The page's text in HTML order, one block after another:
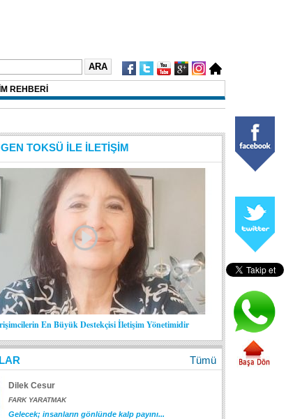
REHBERİ
TOKSÜ İLE İLETİŞİM
En Büyük Destekçisi İletişim Yönetimidir
Tümü
Dilek Cesur
FARK YARATMAK
Gelecek; insanların gönlünde kalp payını...